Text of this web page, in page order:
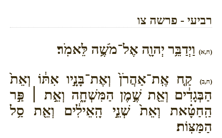
רביעי - פרשה צו
(ח,א) וַיְדַבֵּ֥ר יְהוָ֖ה אֶל־מֹשֶׁ֥ה לֵּאמֹֽר׃
(ח,ב)
קַ֤ח אֶֽת־אַהֲרֹן֙ וְאֶת־בָּנָ֣יו אִתּ֔וֹ וְאֵת֙
הַבְּגָדִ֔ים וְאֵ֖ת שֶׁ֣מֶן הַמִּשְׁחָ֑ה וְאֵ֣ת ׀ פַּ֣ר
הַֽחַטָּ֗את וְאֵת֙ שְׁנֵ֣י הָֽאֵילִ֔ים וְאֵ֖ת סַ֥ל
הַמַּצּֽוֹת׃